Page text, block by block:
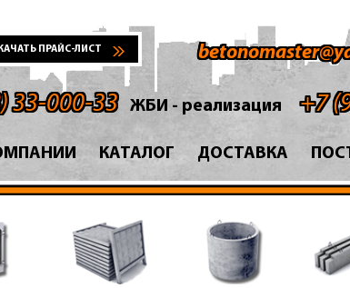
ПРАЙС-ЛИСТ
33-000-33 ЖБИ - реализация +7
КАТАЛОГ ДОСТАВКА